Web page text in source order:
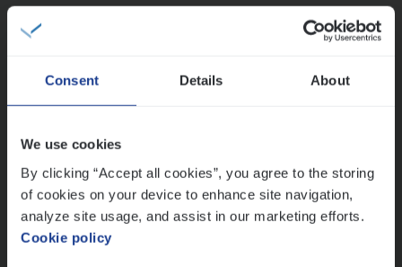
Consent Details About
We use cookies
By clicking “Accept all cookies”, you agree to the storing
of cookies on your device to enhance site navigation,
analyze site usage, and assist in our marketing efforts.
Cookie policy
Dos­sier­be­heer­der Onder­ne­min­gen Van­b­
re­da Huys­mans — Mechelen
(Agi­le)ITPro­ject Manager
IT, Change & Innovation